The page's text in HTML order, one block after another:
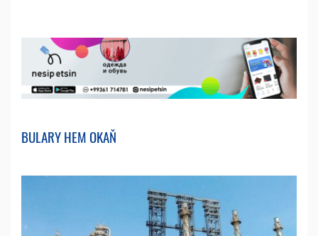
BULARY HEM OKAŇ